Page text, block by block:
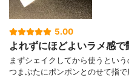
5.00
よれずにほどよいラメ感で
まずシェイクしてから使うとい
つまぶたにポンポンとのせて指